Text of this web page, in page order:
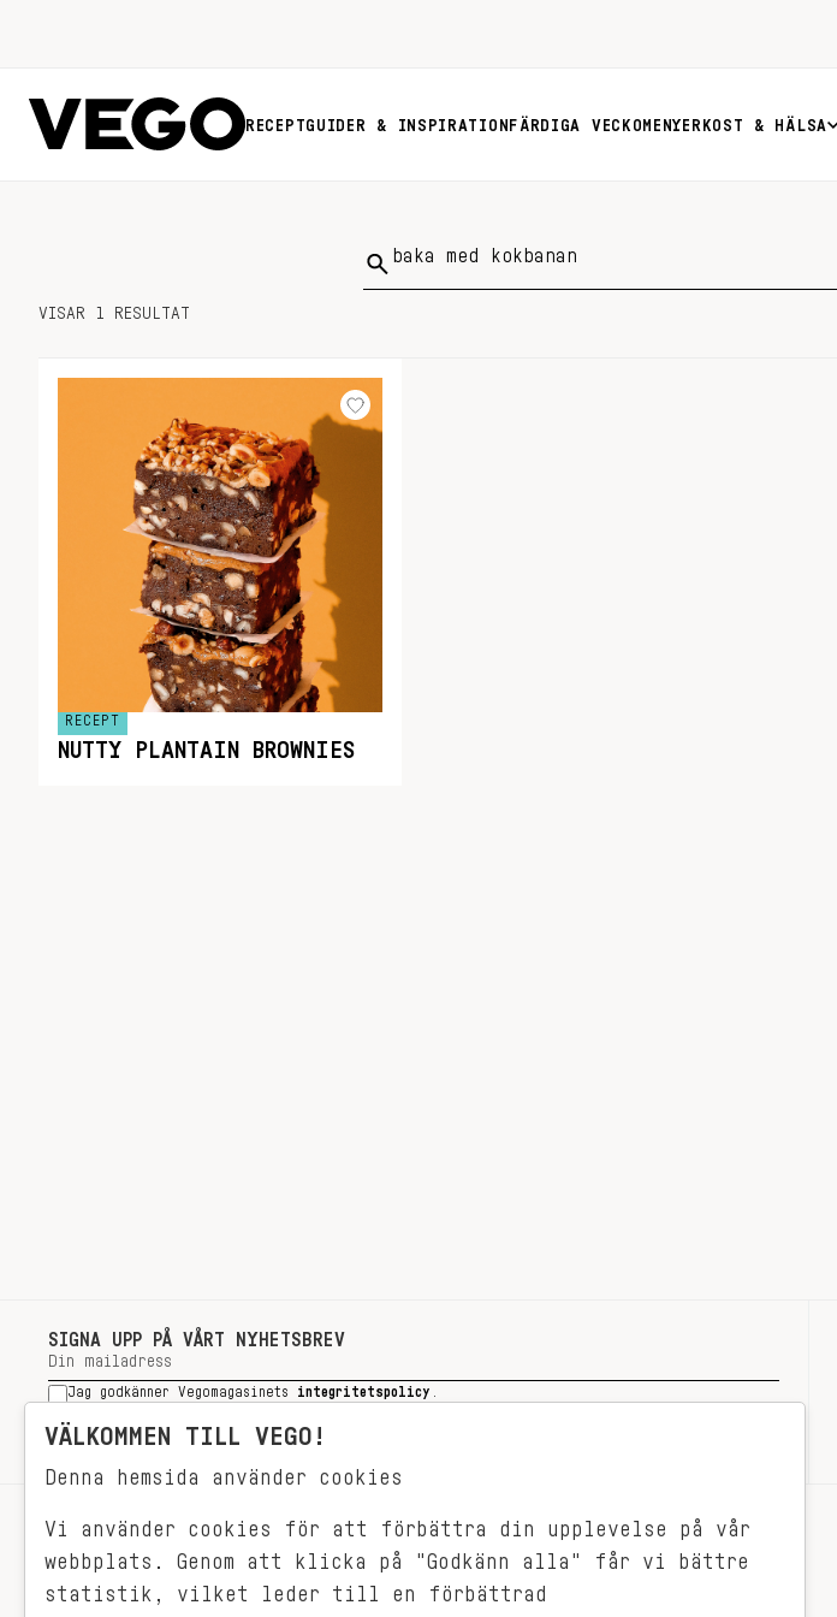
RECEPTGUIDER & INSPIRATION FÄRDIGA VECKOMENYER KOST & HÄLSA
Sök
VISAR 1 RESULTAT
RECEPT
NUTTY PLANTAIN BROWNIES
SIGNA UPP PÅ VÅRT NYHETSBREV
Jag godkänner Vegomagasinets integritetspolicy
SIGNA UPP
RECEPT
VEGONYTT
OM OSS
VÄLKOMMEN TILL VEGO!
Denna hemsida använder cookies
Vi använder cookies för att förbättra din upplevelse på vår
webbplats. Genom att klicka på "Godkänn alla" får vi bättre
statistik, vilket leder till en förbättrad